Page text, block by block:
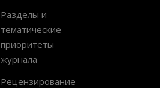
Разделы и
тематические
приоритеты
журнала
Рецензирование